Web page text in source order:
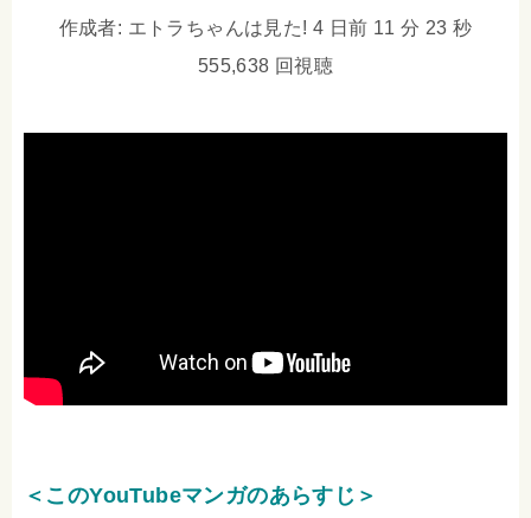
作成者: エトラちゃんは見た! 4 日前 11 分 23 秒
555,638 回視聴
＜このYouTubeマンガのあらすじ＞